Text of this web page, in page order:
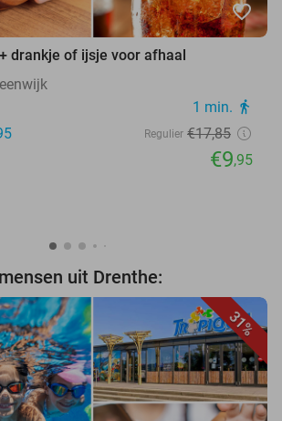
favorite_border
drankje of ijsje voor afhaal
1 min. directions_walk
Regulier €17,85
€9,95
uit Drenthe:
31%